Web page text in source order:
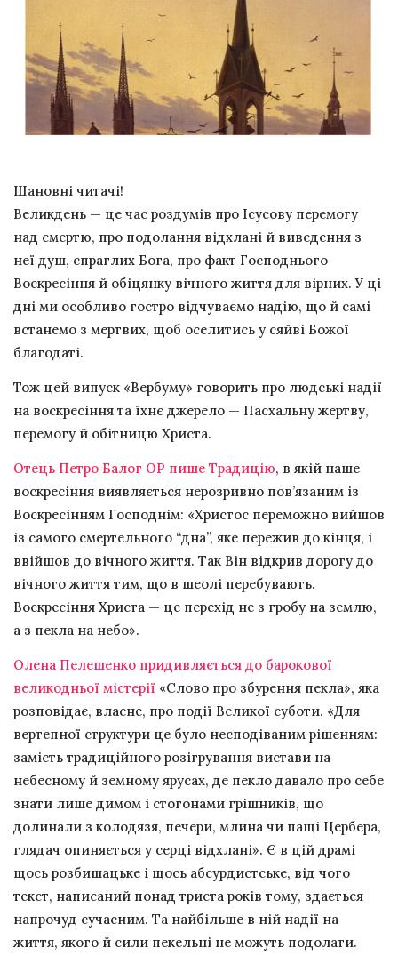
Шановні читачі!
Великдень — це час роздумів про Ісусову перемогу
над смертю, про подолання відхлані й виведення з
неї душ, спраглих Бога, про факт Господнього
Воскресіння й обіцянку вічного життя для вірних. У ці
дні ми особливо гостро відчуваємо надію, що й самі
встанемо з мертвих, щоб оселитись у сяйві Божої
благодаті.
Тож цей випуск «Вербуму» говорить про людські надії
на воскресіння та їхнє джерело — Пасхальну жертву,
перемогу й обітницю Христа.
Отець Петро Балог OP пише Традицію, в якій наше
воскресіння виявляється нерозривно пов’язаним із
Воскресінням Господнім: «Христос переможно вийшов
із самого смертельного “дна”, яке пережив до кінця, і
ввійшов до вічного життя. Так Він відкрив дорогу до
вічного життя тим, що в шеолі перебувають.
Воскресіння Христа — це перехід не з гробу на землю,
а з пекла на небо».
Олена Пелешенко придивляється до барокової
великодньої містерії «Слово про збурення пекла», яка
розповідає, власне, про події Великої суботи. «Для
вертепної структури це було несподіваним рішенням:
замість традиційного розігрування вистави на
небесному й земному ярусах, де пекло давало про себе
знати лише димом і стогонами грішників, що
долинали з колодязя, печери, млина чи пащі Цербера,
глядач опиняється у серці відхлані». Є в цій драмі
щось розбишацьке і щось абсурдистське, від чого
текст, написаний понад триста років тому, здається
напрочуд сучасним. Та найбільше в ній надії на
життя, якого й сили пекельні не можуть подолати.